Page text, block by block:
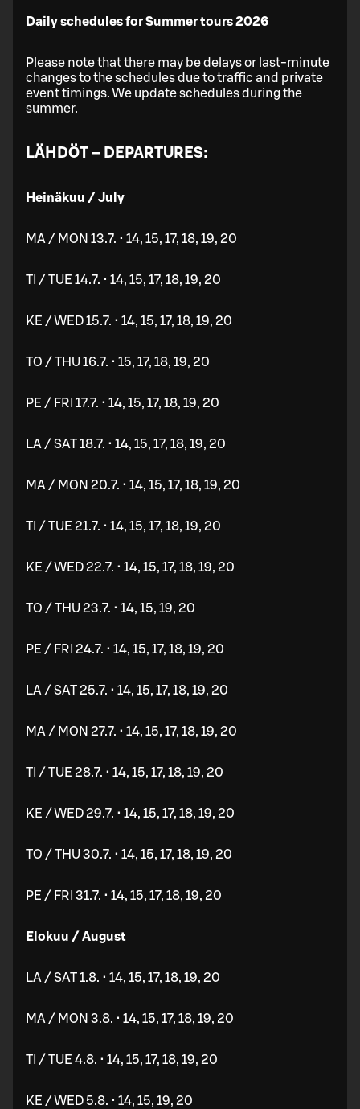
Daily schedules for Summer tours 2026
Please note that there may be delays or last-minute
changes to the schedules due to traffic and private
event timings. We update schedules during the
summer.
LÄHDÖT – DEPARTURES:
Heinäkuu / July
MA / MON 13.7. • 14, 15, 17, 18, 19, 20
TI / TUE 14.7. • 14, 15, 17, 18, 19, 20
KE / WED 15.7. • 14, 15, 17, 18, 19, 20
TO / THU 16.7. • 15, 17, 18, 19, 20
PE / FRI 17.7. • 14, 15, 17, 18, 19, 20
LA / SAT 18.7. • 14, 15, 17, 18, 19, 20
MA / MON 20.7. • 14, 15, 17, 18, 19, 20
TI / TUE 21.7. • 14, 15, 17, 18, 19, 20
KE / WED 22.7. • 14, 15, 17, 18, 19, 20
TO / THU 23.7. • 14, 15, 19, 20
PE / FRI 24.7. • 14, 15, 17, 18, 19, 20
LA / SAT 25.7. • 14, 15, 17, 18, 19, 20
MA / MON 27.7. • 14, 15, 17, 18, 19, 20
TI / TUE 28.7. • 14, 15, 17, 18, 19, 20
KE / WED 29.7. • 14, 15, 17, 18, 19, 20
TO / THU 30.7. • 14, 15, 17, 18, 19, 20
PE / FRI 31.7. • 14, 15, 17, 18, 19, 20
Elokuu / August
LA / SAT 1.8. • 14, 15, 17, 18, 19, 20
MA / MON 3.8. • 14, 15, 17, 18, 19, 20
TI / TUE 4.8. • 14, 15, 17, 18, 19, 20
KE / WED 5.8. • 14, 15, 19, 20